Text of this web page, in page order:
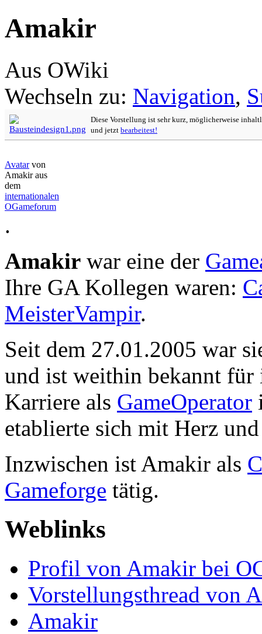
Amakir
Aus OWiki
Wechseln zu: Navigation,
Diese Vorstellung ist sehr kurz, möglicherweise
und jetzt bearbeitest!
Avatarvon
Amakir aus
dem
internationalen
OGameforum
.
Amakir war eine der
Ihre GA Kollegen waren:
MeisterVampir.
Seit dem 27.01.2005 war
und ist weithin bekannt für
Karriere als GameOperator
etablierte sich mit Herz
Inzwischen ist Amakir als
Gameforge tätig.
Weblinks
Profil von Amakir bei
Vorstellungsthread von
Amakir